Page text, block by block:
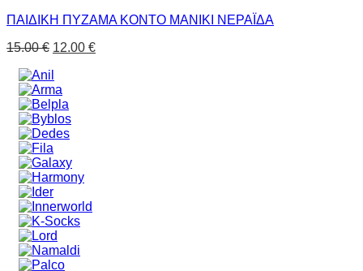
ΠΑΙΔΙΚΗ ΠΥΖΑΜΑ ΚΟΝΤΟ ΜΑΝΙΚΙ ΝΕΡΑΪΔΑ
15.00€ 12.00 €